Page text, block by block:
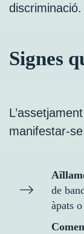
discriminació.
Signes
manifestar-
de
àpats